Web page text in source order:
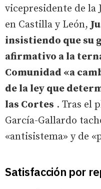
vicepresidente de la
en Castilla y León,
insistiendo que su
afirmativo a la
Comunidad «a
de la ley que
las Cortes . Tras el
García-Gallardo
«antisistema» y de
Satisfacción por